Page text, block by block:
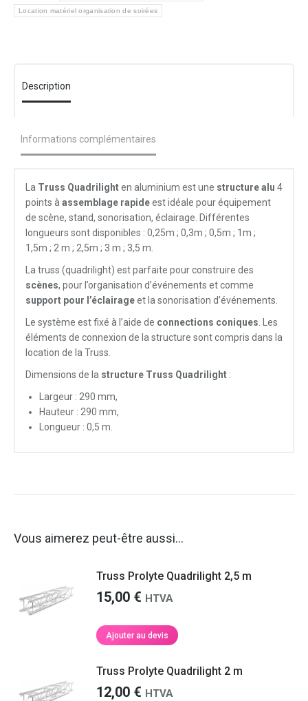
Location matériel organisation de soirées
Description
Informations complémentaires
La Truss Quadrilighten aluminium est une structure alu 4
points à assemblage rapideest idéale pour équipement
de scène, stand, sonorisation, éclairage. Différentes
longueurs sont disponibles : 0,25m ; 0,3m ; 0,5m ; 1m ;
1,5m ; 2 m ; 2,5m ; 3 m ; 3,5 m.
La truss (quadrilight) est parfaite pour construire des
scènes, pour l’organisation d’événements et comme
support pour l’éclairageet la sonorisation d’événements.
Le système est fixé à l’aide de connections coniques . Les
éléments de connexion de la structure sont compris dans la
location de la Truss.
Dimensions de la structure Truss Quadrilight :
Largeur : 290 mm,
Hauteur : 290 mm,
Longueur : 0,5 m.
Vous aimerez peut-être aussi…
Truss Prolyte Quadrilight 2,5 m
15,00 € HTVA
Ajouter au devis
Truss Prolyte Quadrilight 2 m
12,00 € HTVA